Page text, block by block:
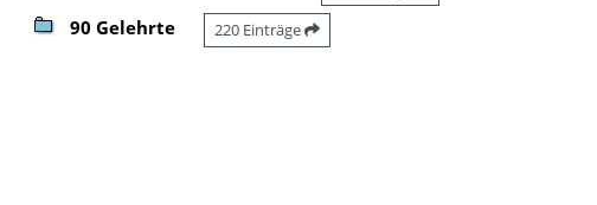
90 Gelehrte 220 Einträge